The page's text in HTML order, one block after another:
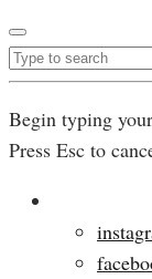
Begin typing
Press Esc to